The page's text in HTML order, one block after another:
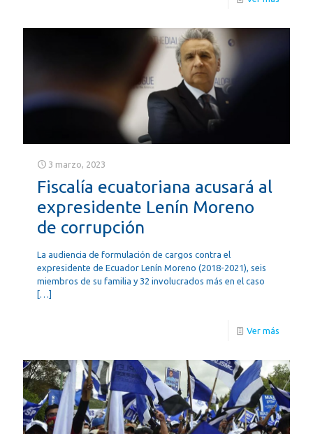
3 marzo, 2023
Fiscalía ecuatoriana acusará al
expresidente Lenín Moreno
de corrupción
La audiencia de formulación de cargos contra el
expresidente de Ecuador Lenín Moreno (2018-2021), seis
miembros de su familia y 32 involucrados más en el caso
[…]
Ver más